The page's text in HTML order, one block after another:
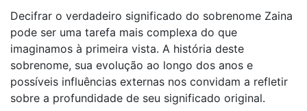
Decifrar o verdadeiro significado do sobrenome Zaina
pode ser uma tarefa mais complexa do que
imaginamos à primeira vista. A história deste
sobrenome, sua evolução ao longo dos anos e
possíveis influências externas nos convidam a refletir
sobre a profundidade de seu significado original.